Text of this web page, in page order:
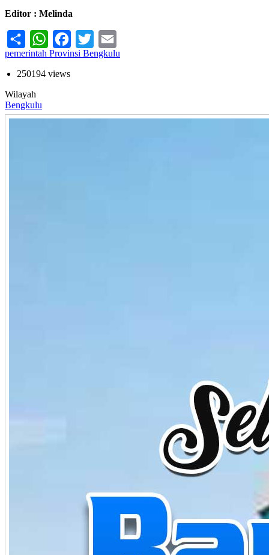
Editor : Melinda
Share WhatsAppFacebookTwitter
pemerintah Provinsi Bengkulu
250194 views
Wilayah
Bengkulu